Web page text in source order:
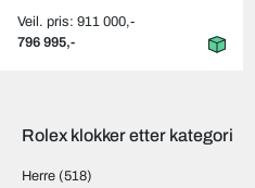
Veil. pris: 911 000,-
796 995,-
Rolex klokker etter kategori
Herre (518)